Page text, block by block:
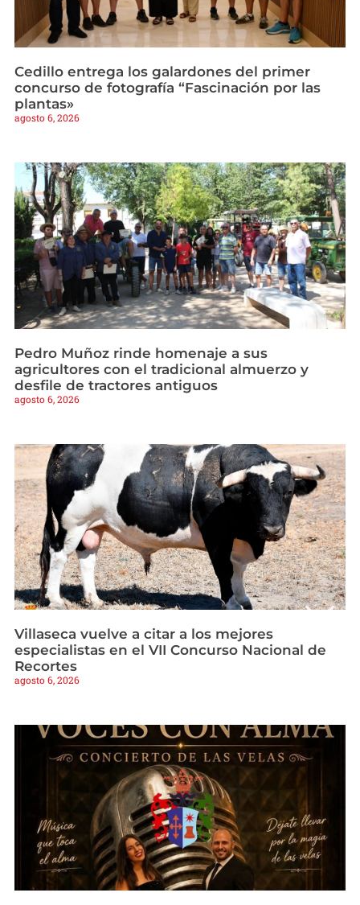
Cedillo entrega los galardones del primer
concurso de fotografía “Fascinación por las
plantas»
agosto 6, 2026
Pedro Muñoz rinde homenaje a sus
agricultores con el tradicional almuerzo y
desfile de tractores antiguos
agosto 6, 2026
Villaseca vuelve a citar a los mejores
especialistas en el VII Concurso Nacional de
Recortes
agosto 6, 2026